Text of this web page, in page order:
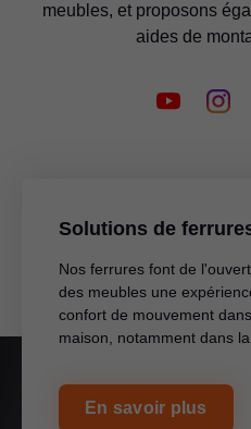
meubles, et proposons
aides de
Solutions de
Nos ferrures font de
des meubles une
confort de mouvement
maison, notamment dans la
En savoir plus